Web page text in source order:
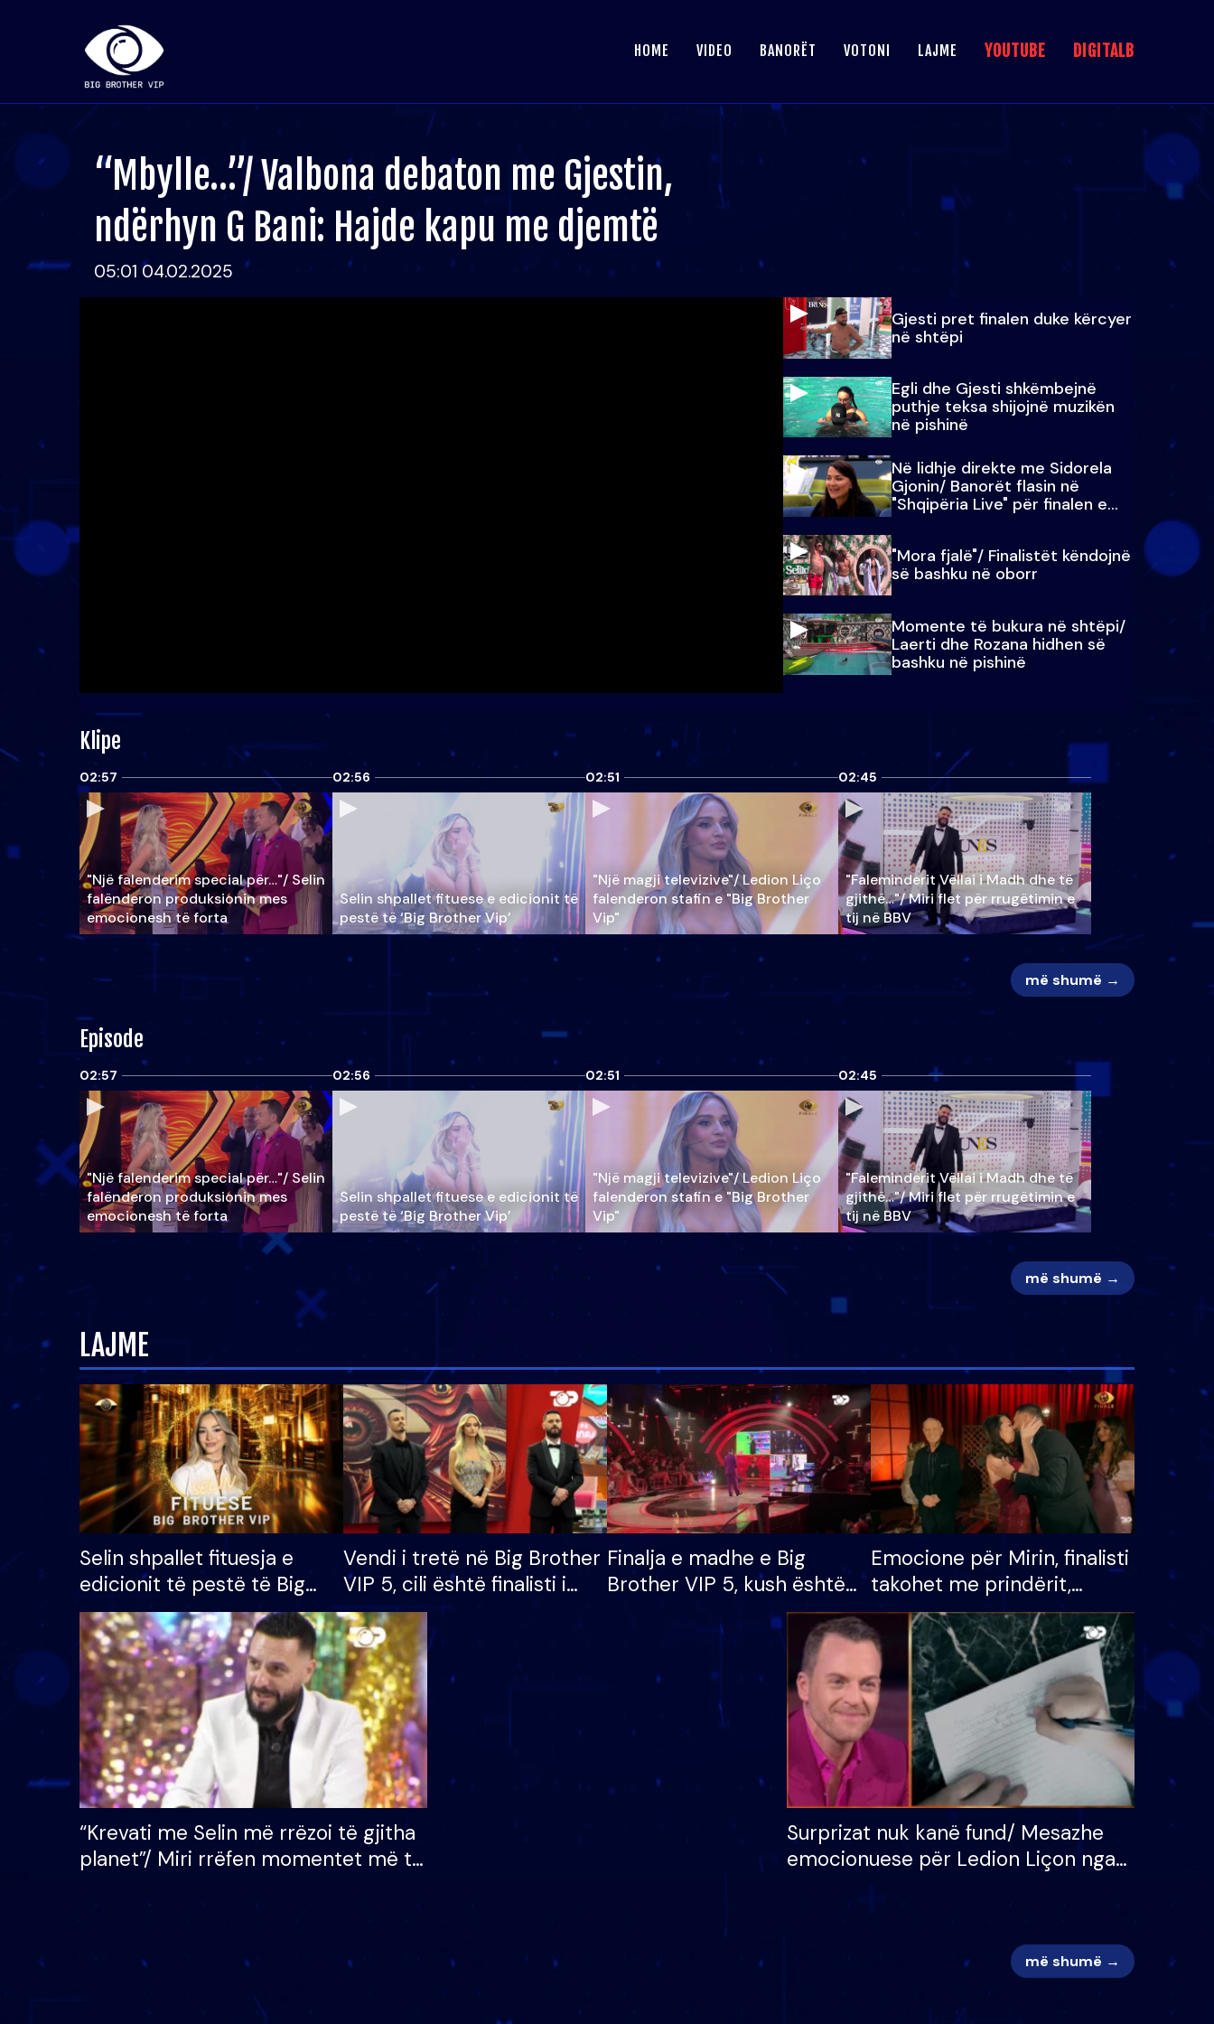
HOME VIDEO BANORËT VOTONI LAJME YOUTUBE DIGITALB
“Mbylle…”/ Valbona debaton me Gjestin,
ndërhyn G Bani: Hajde kapu me djemtë
05:01 04.02.2025
Gjesti pret finalen duke kërcyer
në shtëpi
Egli dhe Gjesti shkëmbejnë
puthje teksa shijojnë muzikën
në pishinë
Në lidhje direkte me Sidorela
Gjonin/ Banorët flasin në
"Shqipëria Live" për finalen e
madhe
"Mora fjalë"/ Finalistët këndojnë
së bashku në oborr
Momente të bukura në shtëpi/
Laerti dhe Rozana hidhen së
bashku në pishinë
Klipe
02:57
"Një falenderim special për…"/ Selin
falënderon produksionin mes
emocionesh të forta
02:56
Selin shpallet fituese e edicionit të
pestë të ‘Big Brother Vip’
02:51
"Një magji televizive"/ Ledion Liço
falenderon stafin e "Big Brother
Vip"
02:45
"Faleminderit Vëllai i Madh dhe të
gjithë…"/ Miri flet për rrugëtimin e
tij në BBV
më shumë →
Episode
02:57
"Një falenderim special për…"/ Selin
falënderon produksionin mes
emocionesh të forta
02:56
Selin shpallet fituese e edicionit të
pestë të ‘Big Brother Vip’
02:51
"Një magji televizive"/ Ledion Liço
falenderon stafin e "Big Brother
Vip"
02:45
"Faleminderit Vëllai i Madh dhe të
gjithë…"/ Miri flet për rrugëtimin e
tij në BBV
më shumë →
LAJME
Selin shpallet fituesja e
edicionit të pestë të Big
Brother VIP, rrëmben
çmimin e madh prej 100
mijë eurosh
Vendi i tretë në Big Brother
VIP 5, cili është finalisti i
radhës që lë shtëpinë
Finalja e madhe e Big
Brother VIP 5, kush është
banori i parë që lë shtëpinë
dhe humb mundësinë për
të fituar çmimin e madh
Emocione për Mirin, finalisti
takohet me prindërit,
vajzën dhe bashkëshorten:
S’kemi ndonjë letër divorci
apo jo?
“Krevati me Selin më rrëzoi të gjitha
planet”/ Miri rrëfen momentet më të
mungojë zilja e mëngjesit kur…
Surprizat nuk kanë fund/ Mesazhe
emocionuese për Ledion Liçon nga
më shumë →